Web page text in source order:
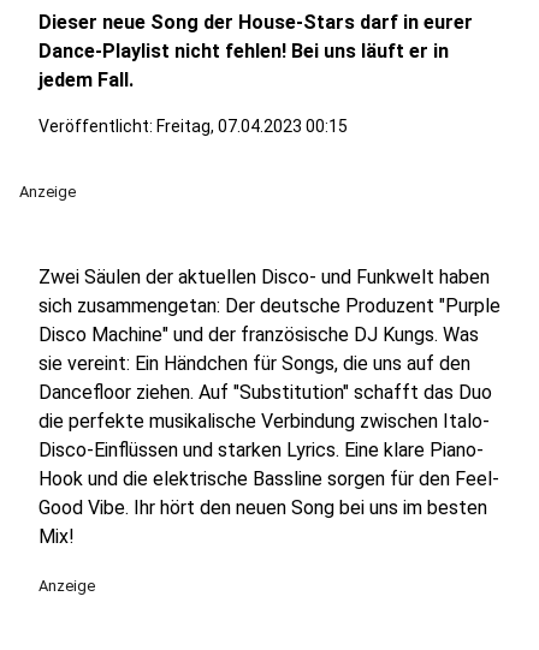
Dieser neue Song der House-Stars darf in eurer
Dance-Playlist nicht fehlen! Bei uns läuft er in
jedem Fall.
Veröffentlicht: Freitag, 07.04.2023 00:15
Anzeige
Zwei Säulen der aktuellen Disco- und Funkwelt haben
sich zusammengetan: Der deutsche Produzent "Purple
Disco Machine" und der französische DJ Kungs. Was
sie vereint: Ein Händchen für Songs, die uns auf den
Dancefloor ziehen. Auf "Substitution" schafft das Duo
die perfekte musikalische Verbindung zwischen Italo-
Disco-Einflüssen und starken Lyrics. Eine klare Piano-
Hook und die elektrische Bassline sorgen für den Feel-
Good Vibe. Ihr hört den neuen Song bei uns im besten
Mix!
Anzeige